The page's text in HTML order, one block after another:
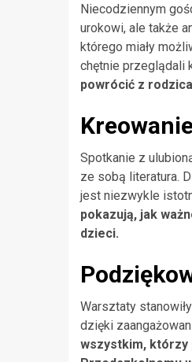
Niecodziennym
urokowi, ale także
którego miały
chętnie przeglądali
powrócić z
Spotkanie z
ze sobą literatura.
jest niezwykle
pokazują, jak
dzieci.
Warsztaty
dzięki
wszystkim, którzy